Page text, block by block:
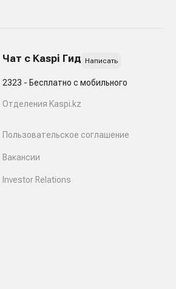
Чат с Kaspi Гид Написать
2323 - Бесплатно с мобильного
Отделения Kaspi.kz
Пользовательское соглашение
Вакансии
Investor Relations